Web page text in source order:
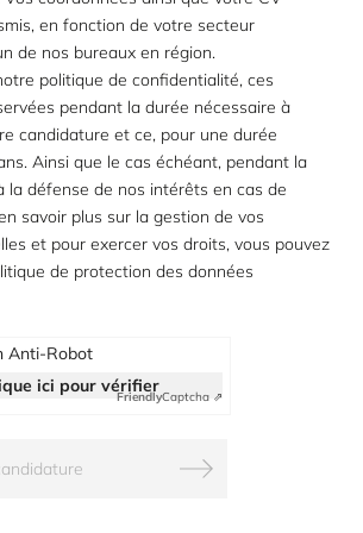
en fonction de votre secteur
de nos bureaux en région.
politique de confidentialité, ces
pendant la durée nécessaire à
candidature et ce, pour une durée
Ainsi que le cas échéant, pendant la
la défense de nos intérêts en cas de
savoir plus sur la gestion de vos
et pour exercer vos droits, vous pouvez
de protection des données
Anti-Robot
ici pour vérifier
FriendlyCaptcha ⇗